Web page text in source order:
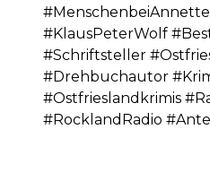
#KlausPeterWolf
#Schriftsteller
#Drehbuchautor
#Ostfrieslandkrimis
#RocklandRadio